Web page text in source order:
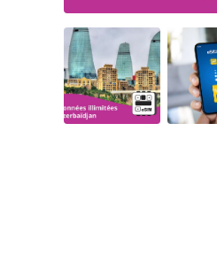
Angled view